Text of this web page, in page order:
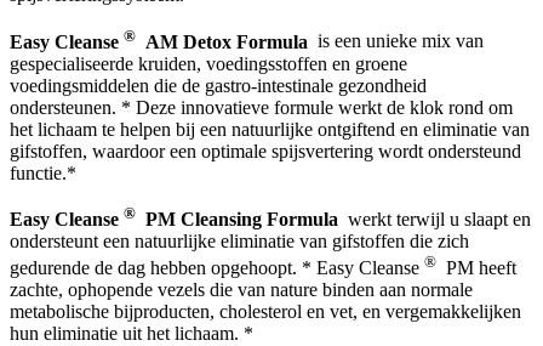
Easy Cleanse ® AM Detox Formula is een unieke mix van
gespecialiseerde kruiden, voedingsstoffen en groene
voedingsmiddelen die de gastro-intestinale gezondheid
ondersteunen. * Deze innovatieve formule werkt de klok rond om
het lichaam te helpen bij een natuurlijke ontgiftend en eliminatie van
gifstoffen, waardoor een optimale spijsvertering wordt ondersteund
functie.*
Easy Cleanse ® PM Cleansing Formula werkt terwijl u slaapt en
ondersteunt een natuurlijke eliminatie van gifstoffen die zich
gedurende de dag hebben opgehoopt. * Easy Cleanse ® PM heeft
zachte, ophopende vezels die van nature binden aan normale
metabolische bijproducten, cholesterol en vet, en vergemakkelijken
hun eliminatie uit het lichaam. *